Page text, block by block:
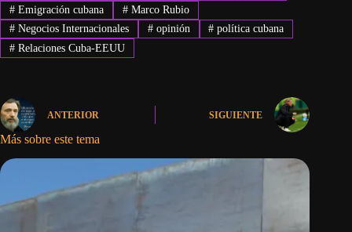
#Emigración cubana #Marco Rubio
#Negocios Internacionales #opinión # política cubana
#Relaciones Cuba-EEUU
ANTERIOR SIGUIENTE
Más sobre este tema